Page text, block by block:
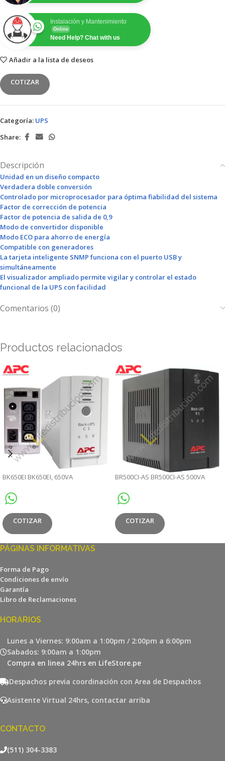
Instalación y Mantenimiento
Online
Need Help? Chat with us
Añadir a la lista de deseos
COTIZAR
Categoría: UPS
Share:
Descripción
Unidad en un diseño compacto
Verdadera doble conversión
Controlado por microprocesador para óptima fiabilidad del sistema
Factor de corrección de potencia
Factor de potencia de salida de 0,9
Modo de convertidor disponible
Modo ECO para ahorro de energía
Compatible con generadores
La tarjeta inteligente SNMP funciona con el puerto USB y
simultáneamente
El visualizador ampliado permite vigilar y controlar el estado
funcional de la UPS con facilidad
Comentarios (0)
Productos relacionados
BK650EI BK650EI, 650VA
COTIZAR
BR500CI-AS BR500CI-AS 500VA
COTIZAR
PÁGINAS INFORMATIVAS
Forma de Pago
Condiciones de envío
Garantía
Libro de Reclamaciones
HORARIOS
Lunes a Viernes: 9:00am a 1:00pm / 2:00pm a 6:00pm
Sabados: 9:00am a 1:00pm
Compra en linea 24hrs en LifeStore.pe
Despachos previa coordinación con Area de Despachos
Asistente Virtual 24hrs, contactar arriba
CONTACTO
(511) 304-3383